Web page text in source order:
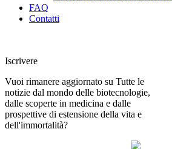
FAQ
Contatti
Iscrivere
Vuoi rimanere aggiornato su Tutte le
notizie dal mondo delle biotecnologie,
dalle scoperte in medicina e dalle
prospettive di estensione della vita e
dell'immortalità?